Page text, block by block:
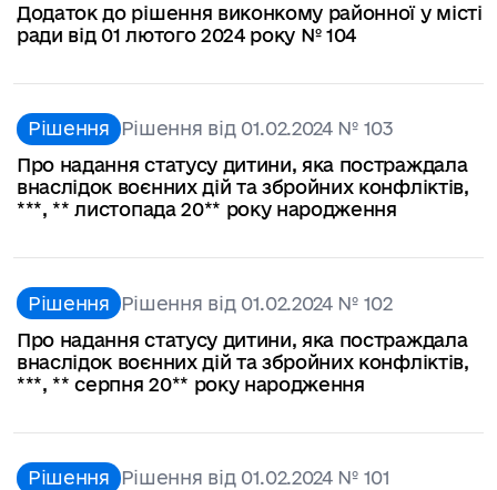
Додаток до рішення виконкому районної у місті
ради від 01 лютого 2024 року № 104
Рішення Рішення від 01.02.2024 № 103
Про надання статусу дитини, яка постраждала
внаслідок воєнних дій та збройних конфліктів,
***, ** листопада 20** року народження
Рішення Рішення від 01.02.2024 № 102
Про надання статусу дитини, яка постраждала
внаслідок воєнних дій та збройних конфліктів,
***, ** серпня 20** року народження
Рішення Рішення від 01.02.2024 № 101